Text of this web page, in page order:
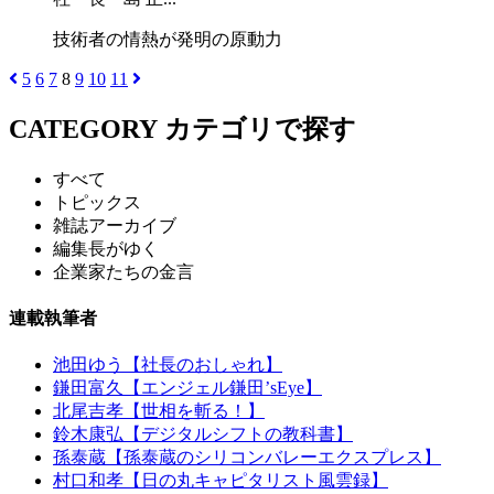
技術者の情熱が発明の原動力
5 6 7 8 9 10 11
CATEGORY カテゴリで探す
すべて
トピックス
雑誌アーカイブ
編集長がゆく
企業家たちの金言
連載執筆者
池田ゆう【社長のおしゃれ】
鎌田富久【エンジェル鎌田’sEye】
北尾吉孝【世相を斬る！】
鈴木康弘【デジタルシフトの教科書】
孫泰蔵【孫泰蔵のシリコンバレーエクスプレス】
村口和孝【日の丸キャピタリスト風雲録】